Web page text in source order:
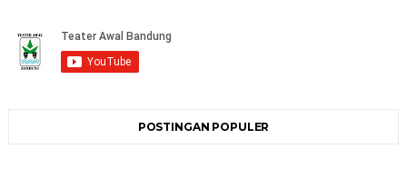
POSTINGAN POPULER